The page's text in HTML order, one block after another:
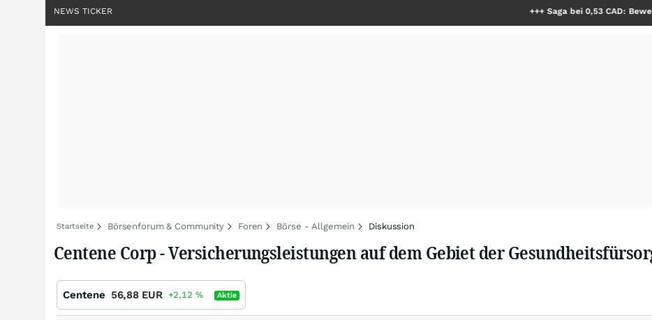
Saga bei 0,53 CAD: Bewertet der
NEWS TICKER
Startseite Börsenforum & Community Foren Börse - Allgemein Diskussion
Centene Corp - Versicherungsleistungen auf dem Gebiet der
Centene 56,88 EUR +2,12 % Aktie